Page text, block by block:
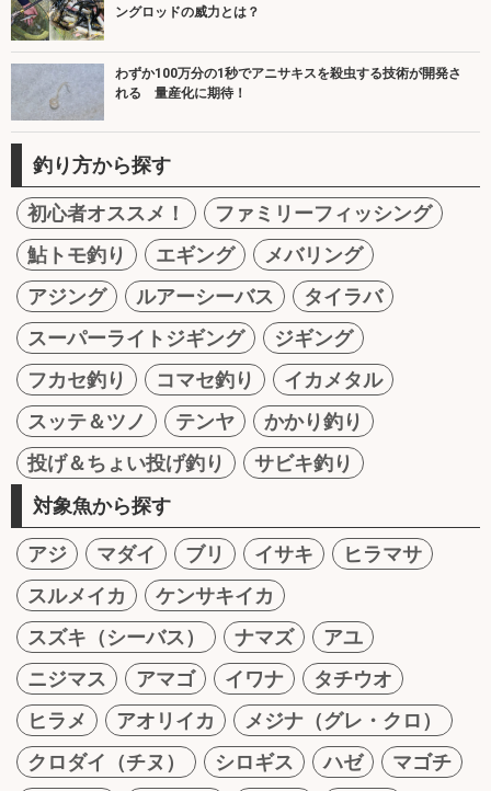
ングロッドの威力とは？
わずか100万分の1秒でアニサキスを殺虫する技術が開発さ
れる 量産化に期待！
釣り方から探す
初心者オススメ！
ファミリーフィッシング
鮎トモ釣り
エギング
メバリング
アジング
ルアーシーバス
タイラバ
スーパーライトジギング
ジギング
フカセ釣り
コマセ釣り
イカメタル
スッテ＆ツノ
テンヤ
かかり釣り
投げ＆ちょい投げ釣り
サビキ釣り
対象魚から探す
アジ マダイ ブリ イサキ
ヒラマサ
スルメイカ
ケンサキイカ
スズキ（シーバス）
ナマズ
アユ
ニジマス
アマゴ イワナ
タチウオ
ヒラメ
アオリイカ
メジナ（グレ・クロ）
クロダイ（チヌ）
シロギス ハゼ
マゴチ